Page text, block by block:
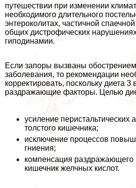
путешествии при изменении
необходимого длительного
энтероколитах, частичной
общих дистрофических
гиподинамии.
Если запоры вызваны обострением
заболевания, то рекомендации
корректировать, поскольку диета 3
раздражающие факторы. Целью
усиление перистальтических
толстого кишечника;
исключение процессов
гниения;
компенсация раздражающего
кишечник желчных кислот.